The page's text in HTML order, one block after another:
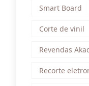
Smart Board
Corte de vinil
Revendas
Recorte